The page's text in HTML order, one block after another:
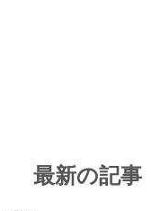
最新の記事